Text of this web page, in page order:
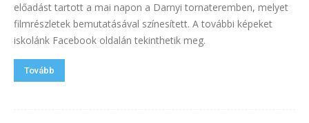
előadást tartott a mai napon a Darnyi tornateremben, melyet
filmrészletek bemutatásával színesített. A további képeket
iskolánk Facebook oldalán tekinthetik meg.
Tovább